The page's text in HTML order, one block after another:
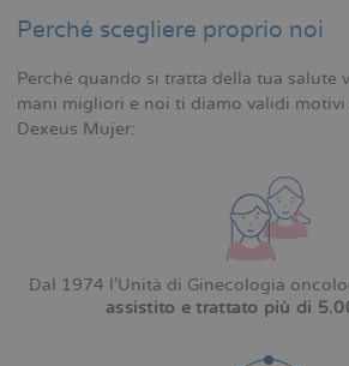
Perché scegliere proprio noi
Perché quando si tratta della tua salute
mani migliori e noi ti diamo validi
Dexeus Mujer:
Dal 1974 l’Unità di Ginecologia
assistito e trattato più di